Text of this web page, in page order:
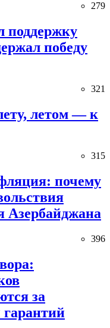
279
поддержку
победу
321
летом — к
315
почему
Азербайджана
396
за